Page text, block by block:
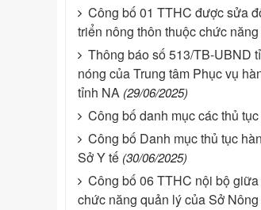
Công bố 01 TTHC được sửa
triển nông thôn thuộc chức
Thông báo số 513/TB-UBND
nóng của Trung tâm Phục vụ
tỉnh NA (29/06/2025)
Công bố danh mục các thủ
Công bố Danh mục thủ tục
Sở Y tế (30/06/2025)
Công bố 06 TTHC nội bộ
chức năng quản lý của Sở